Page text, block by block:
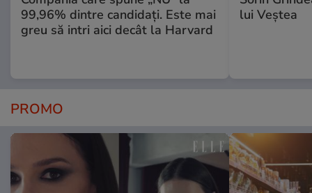
99,96% dintre candidați. Este mai
greu să intri aici decât la Harvard
lui Veștea
PROMO